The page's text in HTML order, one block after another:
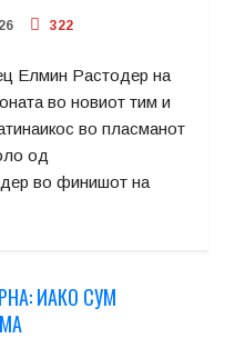
322
Елмин Растодер на
во новиот тим и
во пласманот
од
во финишот на